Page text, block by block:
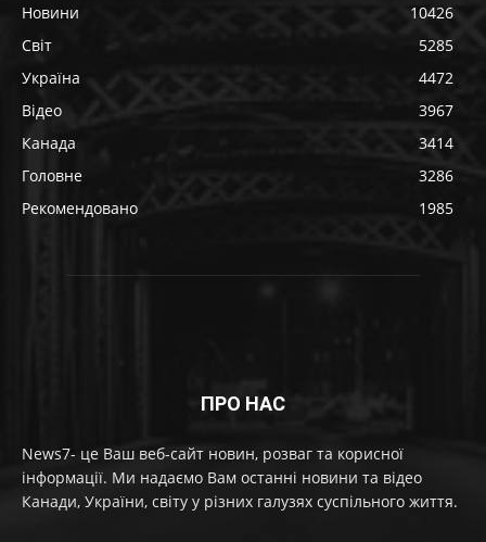
Новини
10426
Світ
5285
Україна
4472
Відео
3967
Канада
3414
Головне
3286
Рекомендовано
1985
ПРО НАС
News7- це Ваш веб-сайт новин, розваг та корисної
інформації. Ми надаємо Вам останні новини та відео
Канади, України, світу у різних галузях суспільного життя.